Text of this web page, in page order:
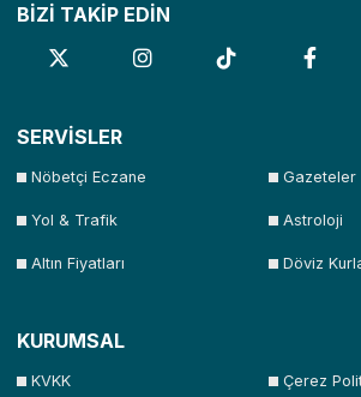
BİZİ TAKİP EDİN
SERVİSLER
Nöbetçi Eczane Gazeteler
Yol & Trafik Astroloji
Altın Fiyatları Döviz
KURUMSAL
KVKK Çerez